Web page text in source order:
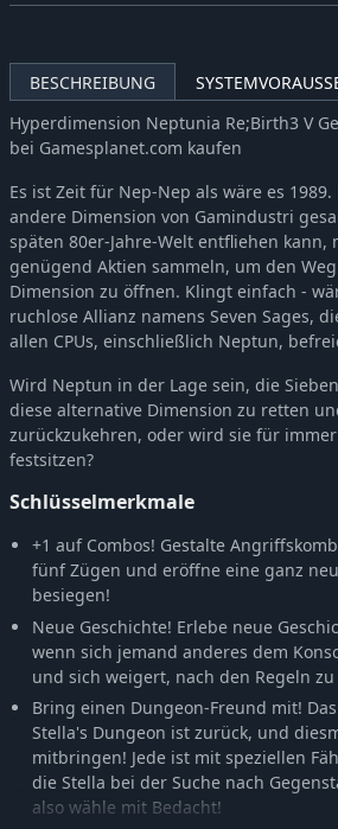
BESCHREIBUNG
Hyperdimension Neptunia Re;Birth3 V
bei Gamesplanet.com kaufen
Es ist Zeit für Nep-Nep als wäre es
andere Dimension von Gamindustri
späten 80er-Jahre-Welt entfliehen kann,
genügend Aktien sammeln, um den
Dimension zu öffnen. Klingt einfach -
ruchlose Allianz namens Seven Sages,
allen CPUs, einschließlich Neptun,
Wird Neptun in der Lage sein, die
diese alternative Dimension zu retten
zurückzukehren, oder wird sie für
festsitzen?
Schlüsselmerkmale
+1 auf Combos! Gestalte
fünf Zügen und eröffne eine ganz
besiegen!
Neue Geschichte! Erlebe neue
wenn sich jemand anderes dem
und sich weigert, nach den Regeln
Bring einen Dungeon-Freund mit!
Stella's Dungeon ist zurück, und
mitbringen! Jede ist mit speziellen
die Stella bei der Suche nach
also wähle mit Bedacht!